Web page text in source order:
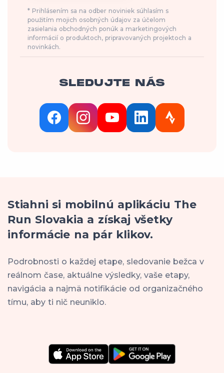
* Prihlásením sa na odber noviniek súhlasím s
použitím mojich osobných údajov za účelom
zasielania obchodných ponúk a marketingových
informácií o produktoch, pripravovaných projektoch a
novinkách.
SLEDUJTE NÁS
Stiahni si mobilnú aplikáciu The
Run Slovakia a získaj všetky
informácie na pár klikov.
Podrobnosti o každej etape, sledovanie bežca v
reálnom čase, aktuálne výsledky, vaše etapy,
navigácia a najmä notifikácie od organizačného
tímu, aby ti nič neuniklo.